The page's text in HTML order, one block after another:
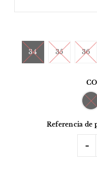
34 35 36
Referencia de
-